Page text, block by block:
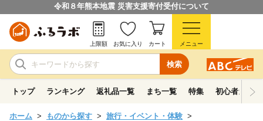
令和８年熊本地震 災害支援寄付受付について
検索
上限額 お気に入り カート メニュー
トップ ランキング 返礼品一覧 まち一覧 特集 初心者ガイド
ホーム ものから探す
旅行・イベント・体験